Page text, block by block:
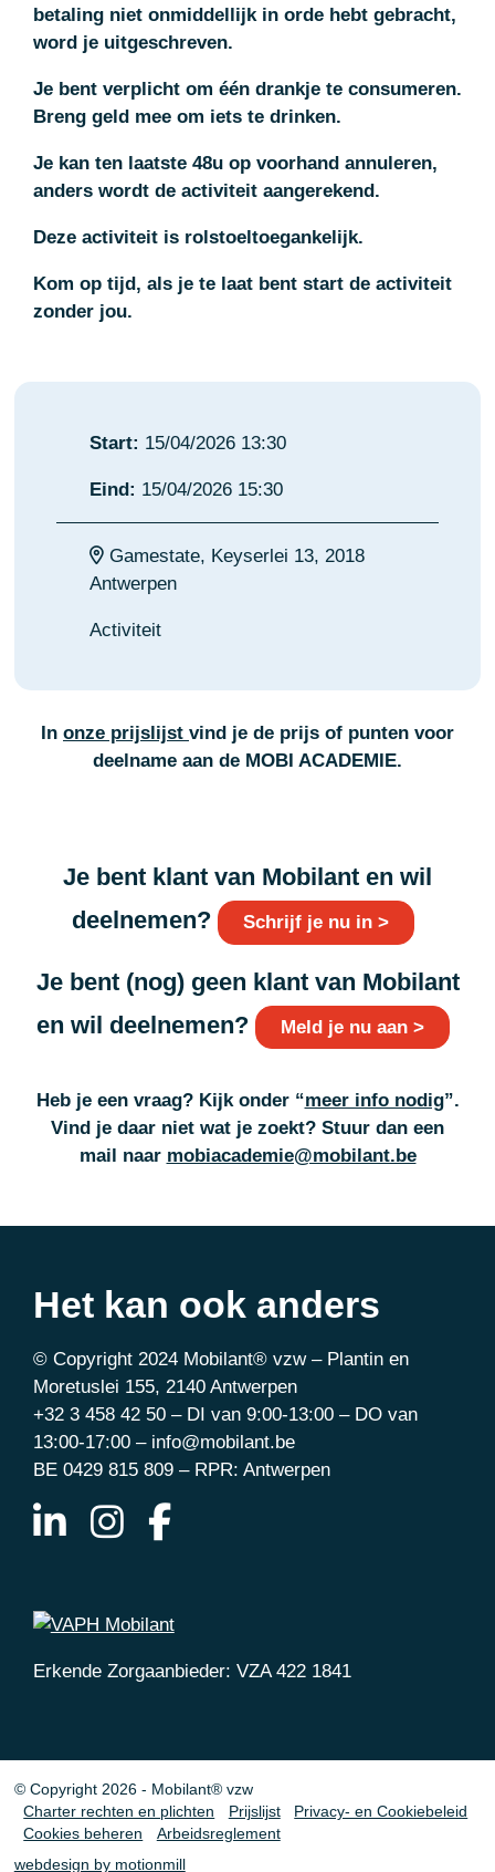
betaling niet onmiddellijk in orde hebt gebracht,
word je uitgeschreven.
Je bent verplicht om één drankje te consumeren.
Breng geld mee om iets te drinken.
Je kan ten laatste 48u op voorhand annuleren,
anders wordt de activiteit aangerekend.
Deze activiteit is rolstoeltoegankelijk.
Kom op tijd, als je te laat bent start de activiteit
zonder jou.
Start: 15/04/2026 13:30
Eind: 15/04/2026 15:30
Gamestate, Keyserlei 13, 2018
Antwerpen
Activiteit
In onze prijslijst vind je de prijs of punten voor
deelname aan de MOBI ACADEMIE.
Je bent klant van Mobilant en wil
deelnemen?
Schrijf je nu in >
Je bent (nog) geen klant van Mobilant
en wil deelnemen?
Meld je nu aan >
Heb je een vraag? Kijk onder “meer info nodig”.
Vind je daar niet wat je zoekt? Stuur dan een
mail naar mobiacademie@mobilant.be
Het kan ook anders
© Copyright 2024 Mobilant® vzw – Plantin en
Moretuslei 155, 2140 Antwerpen
+32 3 458 42 50 – DI van 9:00-13:00 – DO van
13:00-17:00 – info@mobilant.be
BE 0429 815 809 – RPR: Antwerpen
Erkende Zorgaanbieder: VZA 422 1841
© Copyright 2026 - Mobilant® vzw
Charter rechten en plichten
Prijslijst
Privacy- en Cookiebeleid
Cookies beheren
Arbeidsreglement
webdesign by motionmill